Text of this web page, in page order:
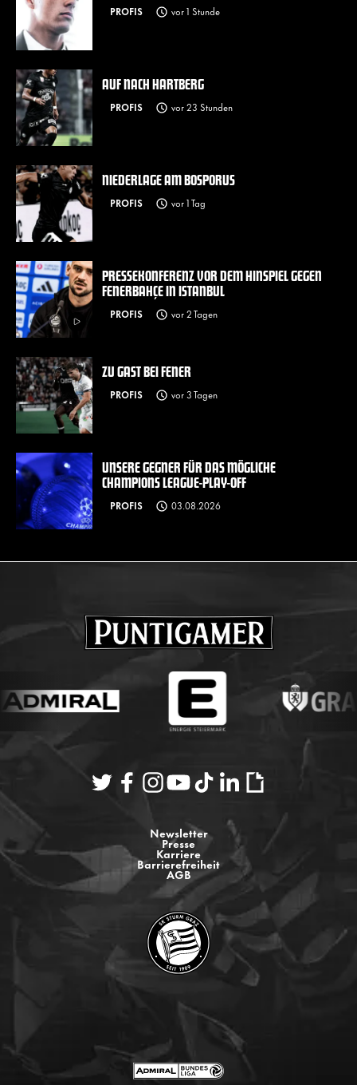
PROFIS vor 1 Stunde
AUF NACH HARTBERG
PROFIS vor 23 Stunden
NIEDERLAGE AM BOSPORUS
PROFIS vor 1 Tag
PRESSEKONFERENZ VOR DEM HINSPIEL GEGEN
FENERBAHÇE IN ISTANBUL
PROFIS vor 2 Tagen
ZU GAST BEI FENER
PROFIS vor 3 Tagen
UNSERE GEGNER FÜR DAS MÖGLICHE
CHAMPIONS LEAGUE-PLAY-OFF
PROFIS 03.08.2026
Newsletter
Presse
Karriere
Barrierefreiheit
AGB